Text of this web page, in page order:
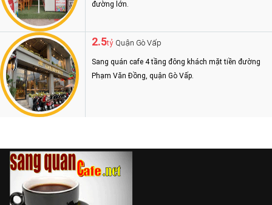
đường lớn.
2.5tỷ Quận Gò Vấp
Sang quán cafe 4 tầng đông khách mặt tiền đường
Phạm Văn Đồng, quận Gò Vấp.